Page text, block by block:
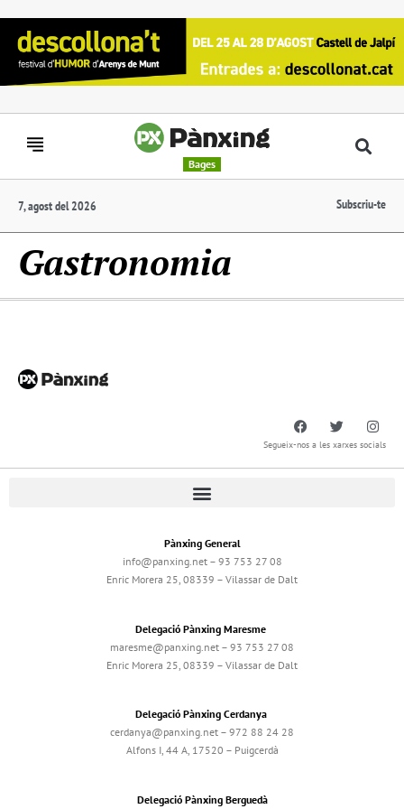
Bages
7, agost del 2026 Subscriu-te
Gastronomia
Segueix-nos a les xarxes socials
Pànxing General
info@panxing.net – 93 753 27 08
Enric Morera 25, 08339 – Vilassar de Dalt
Delegació Pànxing Maresme
maresme@panxing.net – 93 753 27 08
Enric Morera 25, 08339 – Vilassar de Dalt
Delegació Pànxing Cerdanya
cerdanya@panxing.net – 972 88 24 28
Alfons I, 44 A, 17520 – Puigcerdà
Delegació Pànxing Berguedà